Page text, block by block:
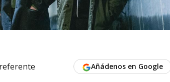
Añádenos en Google